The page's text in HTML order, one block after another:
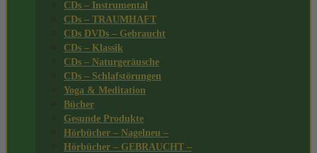
CDs – Instrumental
CDs – TRAUMHAFT
CDs DVDs – Gebraucht
CDs – Klassik
CDs – Naturgeräusche
CDs – Schlafstörungen
Yoga & Meditation
Bücher
Gesunde Produkte
Hörbücher – Nagelneu –
Hörbücher – GEBRAUCHT –